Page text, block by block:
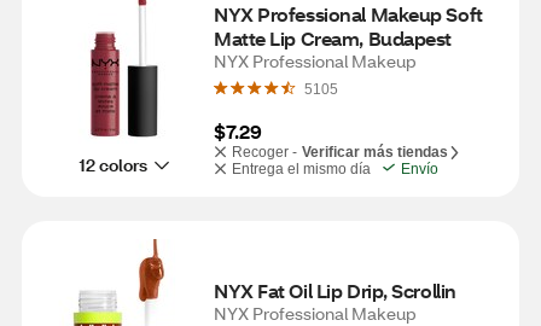
12 colors
NYX Professional Makeup Soft
Matte Lip Cream, Budapest
NYX Professional Makeup
5105
$7.29
Recoger - Verificar más tiendas
Entrega el mismo día
Envío
NYX Fat Oil Lip Drip, Scrollin
NYX Professional Makeup